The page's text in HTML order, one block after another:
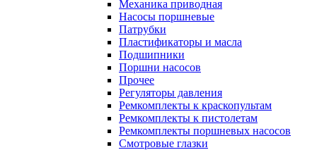
Механика приводная
Насосы поршневые
Патрубки
Пластификаторы и масла
Подшипники
Поршни насосов
Прочее
Регуляторы давления
Ремкомплекты к краскопультам
Ремкомплекты к пистолетам
Ремкомплекты поршневых насосов
Смотровые глазки